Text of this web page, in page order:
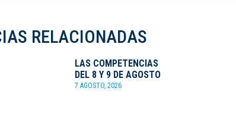
RELACIONADAS
LAS COMPETENCIAS
DEL 8 Y 9 DE AGOSTO
7 AGOSTO, 2026